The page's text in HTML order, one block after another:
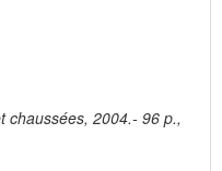
chaussées, 2004.- 96 p.,